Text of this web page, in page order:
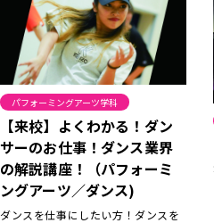
パフォーミングアーツ学科
【来校】よくわかる！ダン
サーのお仕事！ダンス業界
の解説講座！（パフォーミ
ングアーツ／ダンス)
ダンスを仕事にしたい方！ダンスを